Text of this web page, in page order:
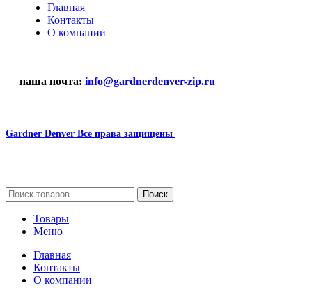
Главная
Контакты
О компании
наша почта: info@gardnerdenver-zip.ru
Gardner Denver Все права защищены
Поиск
Товары
Меню
Главная
Контакты
О компании